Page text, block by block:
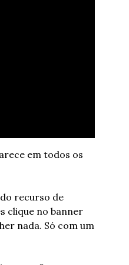
em todos os
recurso de
clique no banner
nada. Só com um